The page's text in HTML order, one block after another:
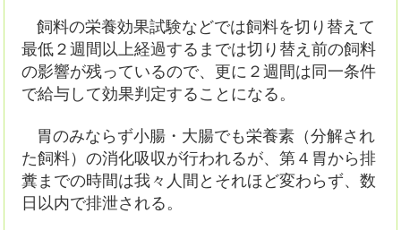
飼料の栄養効果試験などでは飼料を切り替えて
最低２週間以上経過するまでは切り替え前の飼料
の影響が残っているので、更に２週間は同一条件
で給与して効果判定することになる。
胃のみならず小腸・大腸でも栄養素（分解され
た飼料）の消化吸収が行われるが、第４胃から排
糞までの時間は我々人間とそれほど変わらず、数
日以内で排泄される。